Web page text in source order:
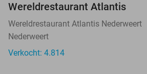
Wereldrestaurant Atlantis
Wereldrestaurant Atlantis Nederweert
Nederweert
Verkocht: 4.814